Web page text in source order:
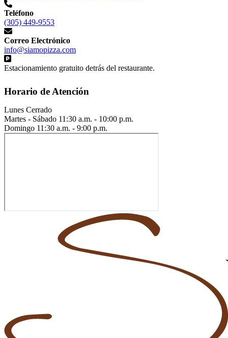
Teléfono
(305) 449-9553
Correo Electrónico
info@siamopizza.com
Estacionamiento gratuito detrás del restaurante.
Horario de Atención
Lunes Cerrado
Martes - Sábado 11:30 a.m. - 10:00 p.m.
Domingo 11:30 a.m. - 9:00 p.m.